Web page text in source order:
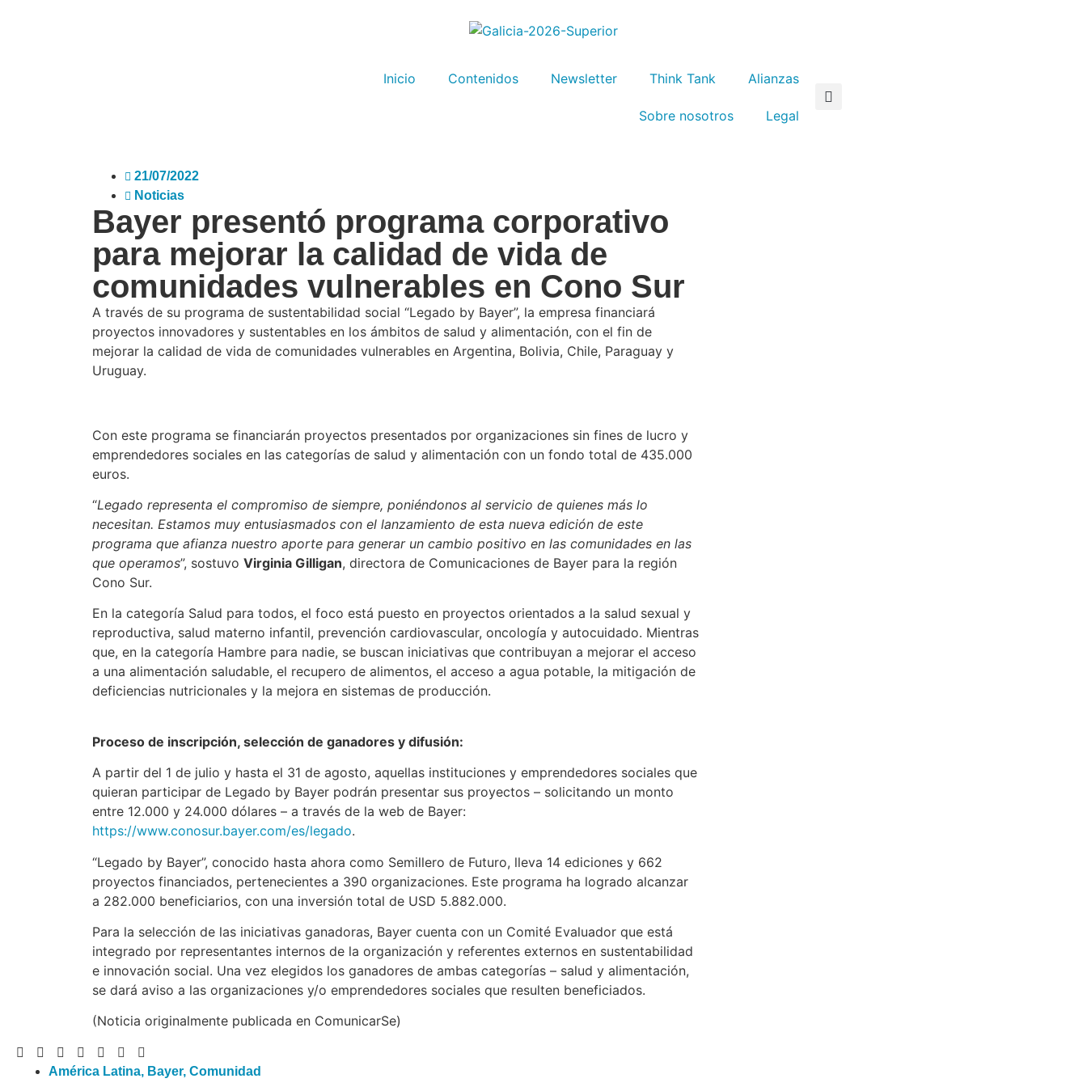
Inicio Contenidos Newsletter Think Tank Alianzas
Sobre nosotros Legal
21/07/2022
Noticias
Bayer presentó programa corporativo
para mejorar la calidad de vida de
comunidades vulnerables en Cono Sur
A través de su programa de sustentabilidad social “Legado by Bayer”, la empresa financiará
proyectos innovadores y sustentables en los ámbitos de salud y alimentación, con el fin de
mejorar la calidad de vida de comunidades vulnerables en Argentina, Bolivia, Chile, Paraguay y
Uruguay.
Con este programa se financiarán proyectos presentados por organizaciones sin fines de lucro y
emprendedores sociales en las categorías de salud y alimentación con un fondo total de 435.000
euros.
“Legado representa el compromiso de siempre, poniéndonos al servicio de quienes más lo
necesitan. Estamos muy entusiasmados con el lanzamiento de esta nueva edición de este
programa que afianza nuestro aporte para generar un cambio positivo en las comunidades en las
que operamos”, sostuvoVirginia Gilligan, directora de Comunicaciones de Bayer para la región
Cono Sur.
En la categoría Salud para todos, el foco está puesto en proyectos orientados a la salud sexual y
reproductiva, salud materno infantil, prevención cardiovascular, oncología y autocuidado. Mientras
que, en la categoría Hambre para nadie, se buscan iniciativas que contribuyan a mejorar el acceso
a una alimentación saludable, el recupero de alimentos, el acceso a agua potable, la mitigación de
deficiencias nutricionales y la mejora en sistemas de producción.
Proceso de inscripción, selección de ganadores y difusión:
A partir del 1 de julio y hasta el 31 de agosto, aquellas instituciones y emprendedores sociales que
quieran participar de Legado by Bayer podrán presentar sus proyectos – solicitando un monto
entre 12.000 y 24.000 dólares – a través de la web de Bayer:
https://www.conosur.bayer.com/es/legado.
“Legado by Bayer”, conocido hasta ahora como Semillero de Futuro, lleva 14 ediciones y 662
proyectos financiados, pertenecientes a 390 organizaciones. Este programa ha logrado alcanzar
a 282.000 beneficiarios, con una inversión total de USD 5.882.000.
Para la selección de las iniciativas ganadoras, Bayer cuenta con un Comité Evaluador que está
integrado por representantes internos de la organización y referentes externos en sustentabilidad
e innovación social. Una vez elegidos los ganadores de ambas categorías – salud y alimentación,
se dará aviso a las organizaciones y/o emprendedores sociales que resulten beneficiados.
(Noticia originalmente publicada en ComunicarSe)
América Latina, Bayer, Comunidad